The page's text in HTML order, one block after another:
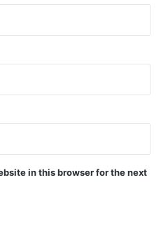
in this browser for the next